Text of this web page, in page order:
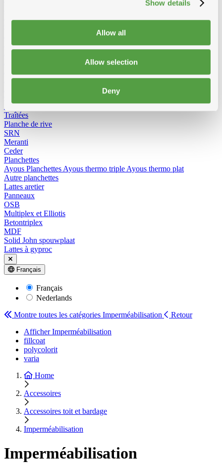
Show details
Allow all
Allow selection
Deny
Douglas traîtées
Baddens, madrier
KVH-FJ traîtéesKVH-FJ niet gedrenkt
MadrierSRN traiteesKVH-FJ traîtéesKVH-FJ niet gedrenkt
Pas traîtées
Traîtées
Planche de rive
SRN
Meranti
Ceder
Planchettes
Ayous Planchettes Ayous thermo triple Ayous thermo plat
Autre planchettes
Lattes aretier
Panneaux
OSB
Multiplex et Elliotis
Betontriplex
MDF
Solid John spouwplaat
Lattes à gyproc
Français
Français
Nederlands
Montre toutes les catégories Imperméabilisation
Retour
Afficher Imperméabilisation
fillcoat
polycolorit
varia
Home
Accessoires
Accessoires toit et bardage
Imperméabilisation
Imperméabilisation